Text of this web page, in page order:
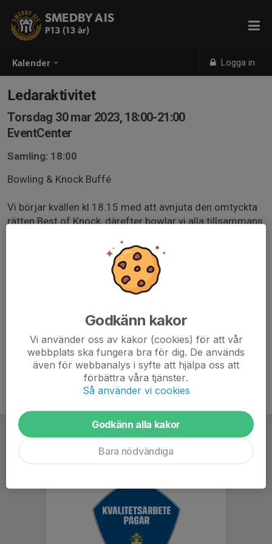
Kalender Logga in
SMEDBY AIS
P13 (13 år)
Ledaraktivitet
Torsdag 30 mar 2023, 18:00-21:00
EventCenter
Samling: 18:00
Bowling & Knock Buffé
Vi börjar kvällen kl 18.15 med att avnjuta den omtyckta
rätten Best of Knock, därefter bowlar vi alla tillsammans
Hoppas alla har möjlighet att delta.
Måste anmäla antal senast den 24 mars.
eventcenter.se/norrkoping/buffe-bowling/
Godkänn kakor
Vi använder oss av kakor (cookies) för att vår
webbplats ska fungera bra för dig. De används
även för webbanalys i syfte att hjälpa oss att
förbättra våra tjänster.
Så använder vi cookies
Godkänn alla kakor
Bara nödvändiga